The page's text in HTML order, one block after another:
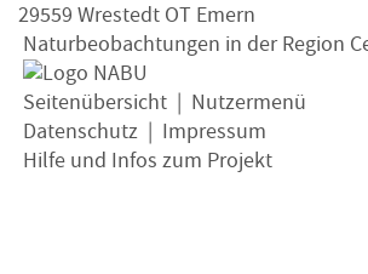
29559 Wrestedt OT Emern
Naturbeobachtungen in der Region
Seitenübersicht
Nutzermenü
Datenschutz
Impressum
Hilfe und Infos zum Projekt